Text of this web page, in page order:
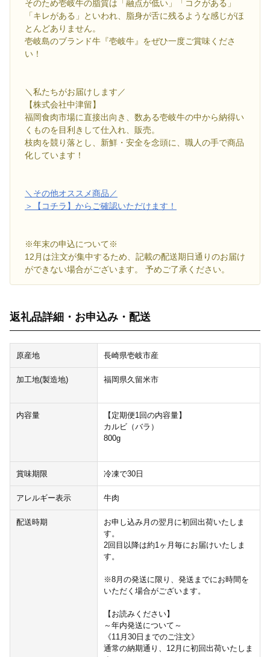
そのため壱岐牛の脂質は「融点が低い」「コクがある」
「キレがある」といわれ、脂身が舌に残るような感じがほ
とんどありません。
壱岐島のブランド牛『壱岐牛』をぜひ一度ご賞味くださ
い！
＼私たちがお届けします／
【株式会社中津留】
福岡食肉市場に直接出向き、数ある壱岐牛の中から納得い
くものを目利きして仕入れ、販売。
枝肉を競り落とし、新鮮・安全を念頭に、職人の手で商品
化しています！
＼その他オススメ商品／
＞【コチラ】からご確認いただけます！
※年末の申込について※
12月は注文が集中するため、記載の配送期日通りのお届け
ができない場合がございます。 予めご了承ください。
返礼品詳細・お申込み・配送
原産地 長崎県壱岐市産
加工地(製造地) 福岡県久留米市
内容量
【定期便1回の内容量】
カルビ（バラ）
800g
賞味期限 冷凍で30日
アレルギー表示 牛肉
配送時期
お申し込み月の翌月に初回出荷いたしま
す。
2回目以降は約1ヶ月毎にお届けいたしま
す。
※8月の発送に限り、発送までにお時間を
いただく場合がございます。
【お読みください】
～年内発送について～
《11月30日までのご注文》
通常の納期通り、12月に初回出荷いたしま